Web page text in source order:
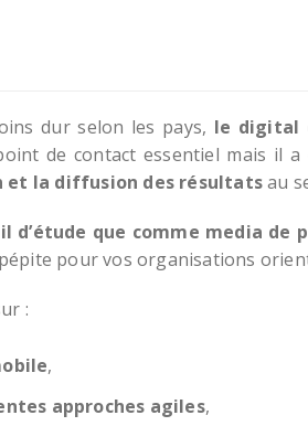
dur selon les pays, le digital
de contact essentiel mais il a
et la diffusion des résultatsau
d’étude que comme media de
pour vos organisations
:
,
approches agiles,